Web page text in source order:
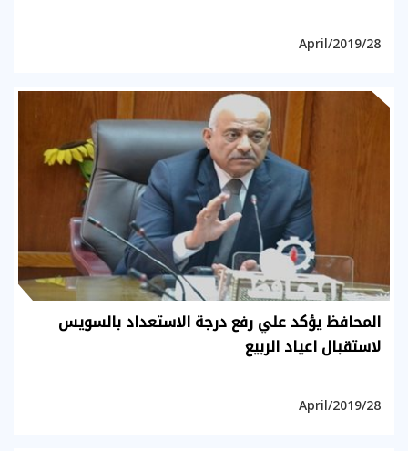
28/April/2019
المحافظ يؤكد علي رفع درجة الاستعداد بالسويس
لاستقبال اعياد الربيع
28/April/2019